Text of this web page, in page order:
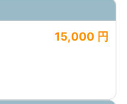
15,000 円